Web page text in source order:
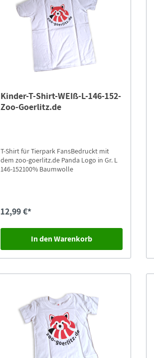
Kinder-T-Shirt-WEIß-L-146-152-
Zoo-Goerlitz.de
T-Shirt für Tierpark FansBedruckt mit
dem zoo-goerlitz.de Panda Logo in Gr. L
146-152100% Baumwolle
12,99 €*
In den Warenkorb